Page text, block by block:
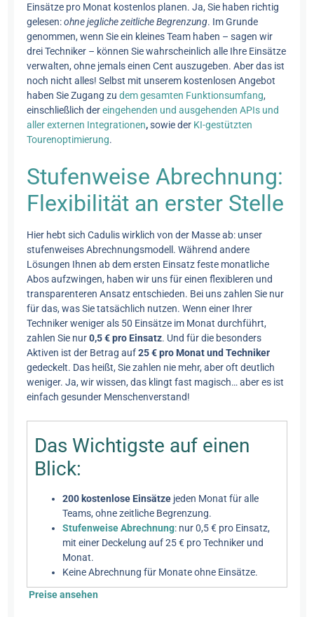
Einsätze pro Monat kostenlos planen. Ja, Sie haben richtig
gelesen:ohne jegliche zeitliche Begrenzung. Im Grunde
genommen, wenn Sie ein kleines Team haben – sagen wir
drei Techniker – können Sie wahrscheinlich alle Ihre Einsätze
verwalten, ohne jemals einen Cent auszugeben. Aber das ist
noch nicht alles! Selbst mit unserem kostenlosen Angebot
haben Sie Zugang zudem gesamten Funktionsumfang,
einschließlich dereingehenden und ausgehenden APIs und
aller externen Integrationen,sowie der KI-gestützten
Tourenoptimierung.
Stufenweise Abrechnung:
Flexibilität an erster Stelle
Hier hebt sich Cadulis wirklich von der Masse ab: unser
stufenweises Abrechnungsmodell. Während andere
Lösungen Ihnen ab dem ersten Einsatz feste monatliche
Abos aufzwingen, haben wir uns für einen flexibleren und
transparenteren Ansatz entschieden. Bei uns zahlen Sie nur
für das, was Sie tatsächlich nutzen. Wenn einer Ihrer
Techniker weniger als 50 Einsätze im Monat durchführt,
zahlen Sie nur0,5 € pro Einsatz. Und für die besonders
Aktiven ist der Betrag auf25 € pro Monat und Techniker
gedeckelt. Das heißt, Sie zahlen nie mehr, aber oft deutlich
weniger. Ja, wir wissen, das klingt fast magisch… aber es ist
einfach gesunder Menschenverstand!
Das Wichtigste auf einen
Blick:
200 kostenlose Einsätze jeden Monat für alle
Teams, ohne zeitliche Begrenzung.
Stufenweise Abrechnung: nur 0,5 € pro Einsatz,
mit einer Deckelung auf 25 € pro Techniker und
Monat.
Keine Abrechnung für Monate ohne Einsätze.
Preise ansehen